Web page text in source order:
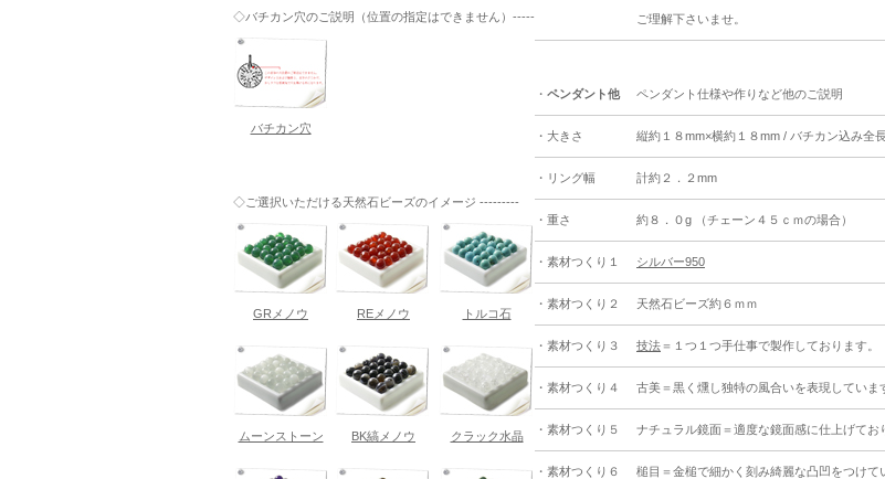
◇バチカン穴のご説明（位置の指定はできません）-----
バチカン穴
◇ご選択いただける天然石ビーズのイメージ ---------
GRメノウ REメノウ トルコ石
ムーンストーン BK縞メノウ クラック水晶
ご理解下さいませ。
・ ペンダント他 ペンダント仕様や作りなど他のご説明
・大きさ 縦約１８mm×横約１８mm / バチカン込み全
・リング幅 計約２．２mm
・重さ 約８．０g （チェーン４５ｃｍの場合）
・素材つくり１ シルバー950
・素材つくり２ 天然石ビーズ約６ｍｍ
・素材つくり３ 技法＝１つ１つ手仕事で製作しております。
・素材つくり４ 古美＝黒く燻し独特の風合いを表現していま
・素材つくり５ ナチュラル鏡面＝適度な鏡面感に仕上げてお
・素材つくり６ 槌目＝金槌で細かく刻み綺麗な凸凹をつけて